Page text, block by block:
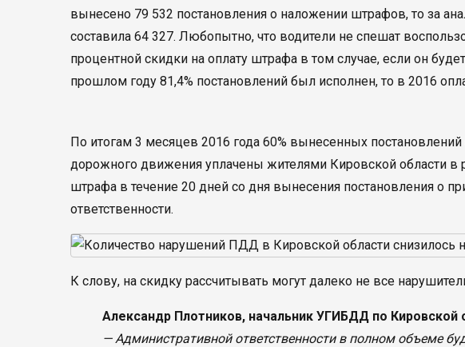
вынесено 79 532 постановления о наложении штрафов, то за
составила 64 327. Любопытно, что водители не спешат
процентной скидки на оплату штрафа в том случае, если он
прошлом году 81,4% постановлений был исполнен, то в 2016
По итогам 3 месяцев 2016 года 60% вынесенных
дорожного движения уплачены жителями Кировской области
штрафа в течение 20 дней со дня вынесения постановления о
ответственности.
К слову, на скидку рассчитывать могут далеко не все
Александр Плотников, начальник УГИБДД по Кировской
— Административной ответственности в полном объеме